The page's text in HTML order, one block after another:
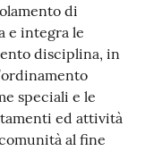
di
e integra le
disciplina, in
speciali e le
ed attività
al fine